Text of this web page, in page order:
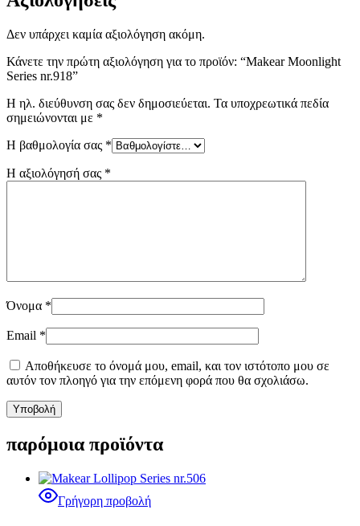
Δεν υπάρχει καμία αξιολόγηση ακόμη.
Κάνετε την πρώτη αξιολόγηση για το προϊόν: “Makear Moonlight
Series nr.918”
Η ηλ. διεύθυνση σας δεν δημοσιεύεται. Τα υποχρεωτικά πεδία
σημειώνονται με *
Η βαθμολογία σας *
Η αξιολόγησή σας *
Όνομα *
Email *
Αποθήκευσε το όνομά μου, email, και τον ιστότοπο μου σε
αυτόν τον πλοηγό για την επόμενη φορά που θα σχολιάσω.
παρόμοια προϊόντα
Γρήγορη προβολή